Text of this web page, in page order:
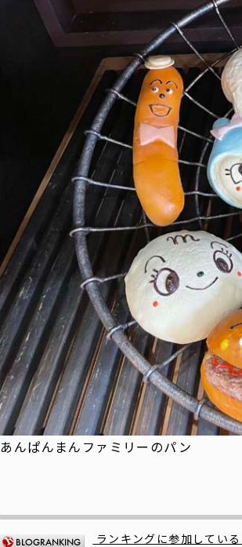
あんぱんまんファミリーのパン
ランキングに参加してい